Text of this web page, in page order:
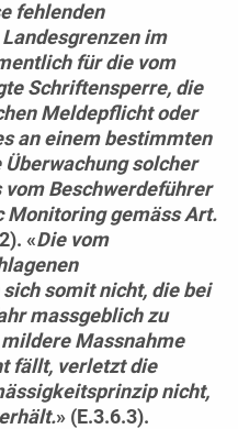
fehlenden
im
für die vom
Schriftensperre, die
Meldepflicht oder
an einem bestimmten
solcher
Beschwerdeführer
Monitoring gemäss Art.
«Die vom
somit nicht, die bei
massgeblich zu
Massnahme
fällt, verletzt die
nicht,
» (E.3.6.3).